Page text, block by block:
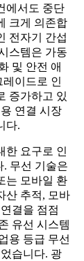
에서도 중단
크게 의존합
전자기 간섭
스템은 가동
및 안전 애
이드로 인
증가하고 있
연결 시장
다.
한 요구로 인
. 무선 기술은
는 모바일 환
산 추적, 모바
결을 점점
유선 시스템
용 등급 무선
습니다. 광